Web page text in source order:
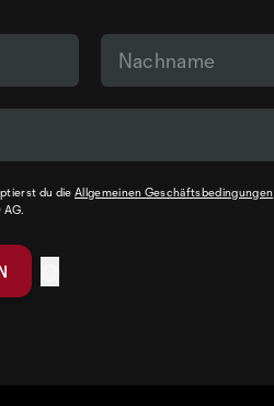
du die Allgemeinen Geschäftsbedingungen
AG.